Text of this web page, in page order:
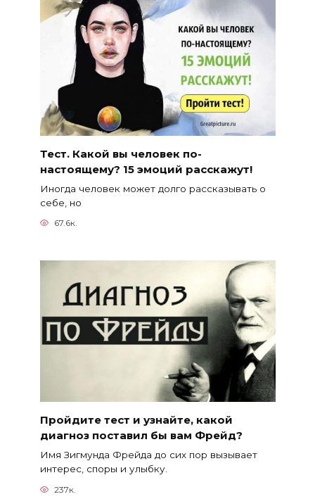
Тест. Какой вы человек по-
настоящему? 15 эмоций расскажут!
Иногда человек может долго рассказывать о
себе, но
67.6к.
Пройдите тест и узнайте, какой
диагноз поставил бы вам Фрейд?
Имя Зигмунда Фрейда до сих пор вызывает
интерес, споры и улыбку.
237к.